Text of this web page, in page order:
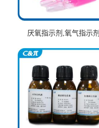
厌氧指示剂,氧气指示剂